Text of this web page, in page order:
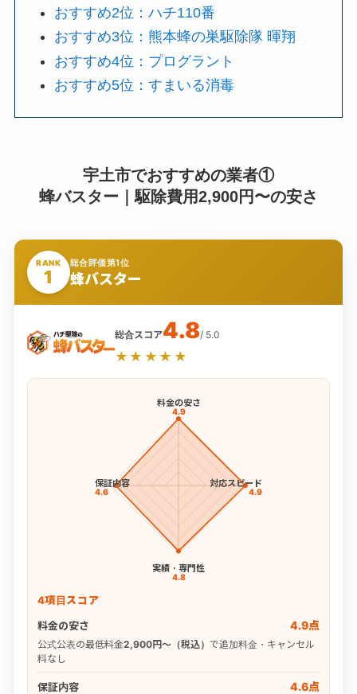
おすすめ2位：ハチ110番
おすすめ3位：熊本蜂の巣駆除隊 暉翔
おすすめ4位：プログラント
おすすめ5位：すまいる消毒
宇土市でおすすめの業者①
蜂バスター｜駆除費用2,900円〜の安さ
RANK
1
総合評価第1位
蜂バスター
総合スコア4.8/ 5.0
★★★★★
料金の安さ
4.9
対応スピード
4.9
実績・専門性
4.8
保証内容
4.6
4項目スコア
料金の安さ
4.9点
公式公表の最低料金2,900円〜（税込） で追加料金・キャンセル
料なし
保証内容 4.6点